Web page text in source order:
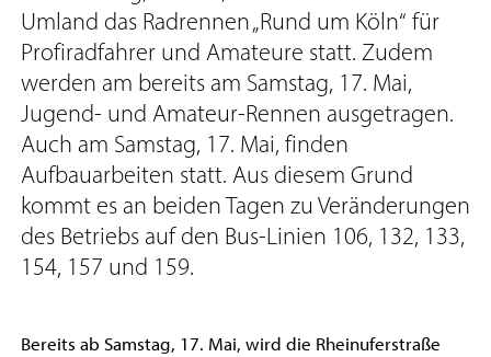
Umland das Radrennen „Rund um Köln“ für
Profiradfahrer und Amateure statt. Zudem
werden am bereits am Samstag, 17. Mai,
Jugend- und Amateur-Rennen ausgetragen.
Auch am Samstag, 17. Mai, finden
Aufbauarbeiten statt. Aus diesem Grund
kommt es an beiden Tagen zu Veränderungen
des Betriebs auf den Bus-Linien 106, 132, 133,
154, 157 und 159.
Bereits ab Samstag, 17. Mai, wird die Rheinuferstraße